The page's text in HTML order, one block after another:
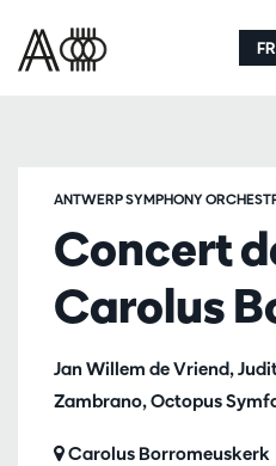
FR
Concert
Carolus
Jan Willem de Vriend,
Zambrano, Octopus
ANTWERP SYMPHONY
Carolus Borromeuskerk